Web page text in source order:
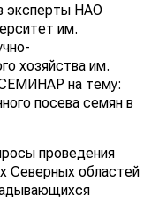
эксперты НАО
им.
хозяйства им.
на тему:
посева семян в
проведения
Северных областей